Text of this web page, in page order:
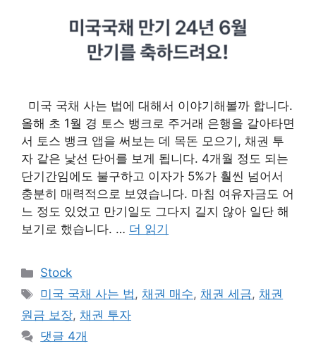
미국 국채 사는 법에 대해서 이야기해볼까 합니다.
올해 초 1월 경 토스 뱅크로 주거래 은행을 갈아타면
서 토스 뱅크 앱을 써보는 데 목돈 모으기, 채권 투
자 같은 낯선 단어를 보게 됩니다. 4개월 정도 되는
단기간임에도 불구하고 이자가 5%가 훨씬 넘어서
충분히 매력적으로 보였습니다. 마침 여유자금도 어
느 정도 있었고 만기일도 그다지 길지 않아 일단 해
보기로 했습니다. … 더 읽기
카
테
리
Stock
태
그
미국 국채 사는 법,채권 매수,채권 세금,채권
원금 보장, 채권 투자
댓글 4개